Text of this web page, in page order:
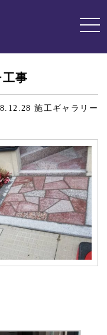
ー
事
施工ギャラリー